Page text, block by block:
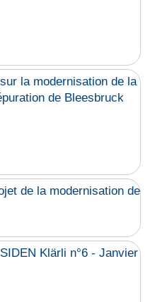
la modernisation de la
de Bleesbruck
de la modernisation de
Klärli n°6 - Janvier